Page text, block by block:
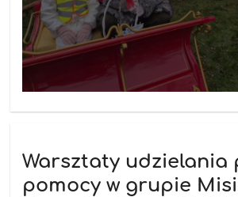
Warsztaty udzielania
pomocy w grupie